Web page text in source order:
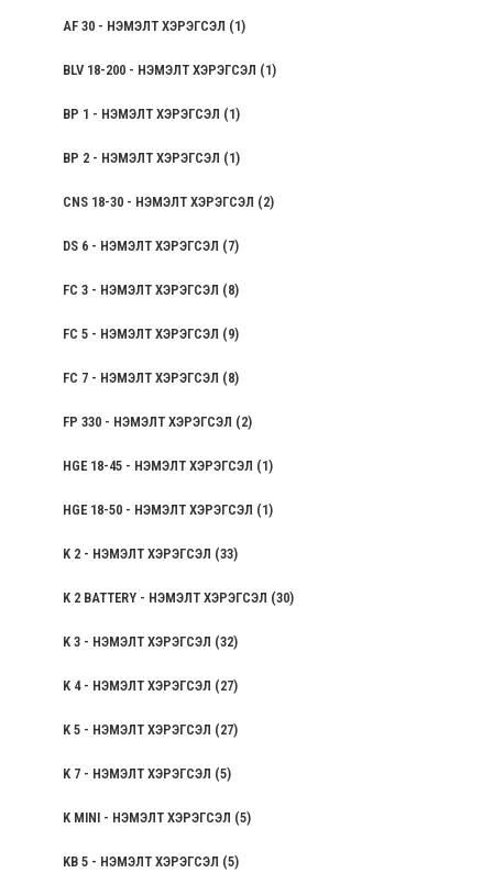
AF 30 - НЭМЭЛТ ХЭРЭГСЭЛ (1)
BLV 18-200 - НЭМЭЛТ ХЭРЭГСЭЛ (1)
BP 1 - НЭМЭЛТ ХЭРЭГСЭЛ (1)
BP 2 - НЭМЭЛТ ХЭРЭГСЭЛ (1)
CNS 18-30 - НЭМЭЛТ ХЭРЭГСЭЛ (2)
DS 6 - НЭМЭЛТ ХЭРЭГСЭЛ (7)
FC 3 - НЭМЭЛТ ХЭРЭГСЭЛ (8)
FC 5 - НЭМЭЛТ ХЭРЭГСЭЛ (9)
FC 7 - НЭМЭЛТ ХЭРЭГСЭЛ (8)
FP 330 - НЭМЭЛТ ХЭРЭГСЭЛ (2)
HGE 18-45 - НЭМЭЛТ ХЭРЭГСЭЛ (1)
HGE 18-50 - НЭМЭЛТ ХЭРЭГСЭЛ (1)
K 2 - НЭМЭЛТ ХЭРЭГСЭЛ (33)
K 2 BATTERY - НЭМЭЛТ ХЭРЭГСЭЛ (30)
K 3 - НЭМЭЛТ ХЭРЭГСЭЛ (32)
K 4 - НЭМЭЛТ ХЭРЭГСЭЛ (27)
K 5 - НЭМЭЛТ ХЭРЭГСЭЛ (27)
K 7 - НЭМЭЛТ ХЭРЭГСЭЛ (5)
K MINI - НЭМЭЛТ ХЭРЭГСЭЛ (5)
KB 5 - НЭМЭЛТ ХЭРЭГСЭЛ (5)